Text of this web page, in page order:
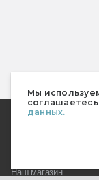
Мы
соглашаетесь
данных.
О Мире фантастики
Наш магазин